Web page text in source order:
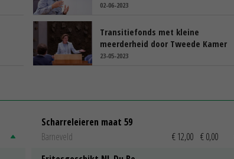
02-06-2023
Transitiefonds met kleine
meerderheid door Tweede Kamer
23-05-2023
Scharreleieren maat 59
Barneveld
€ 12,00 € 0,00